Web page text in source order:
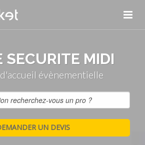
SECURITE MIDI
évènementielle